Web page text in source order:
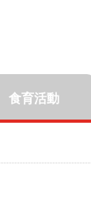
食育活動